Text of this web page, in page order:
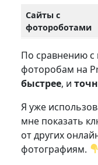
Сайты с
фотороботами
По сравнению с
фоторобам на
быстрее, и
Я уже
мне показать
от других
фотографиям.